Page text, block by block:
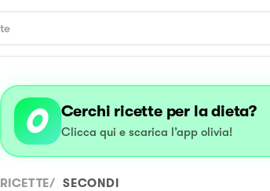
Cerchi ricette per la dieta?
Clicca qui e scarica l’app olivia!
RICETTE/ SECONDI